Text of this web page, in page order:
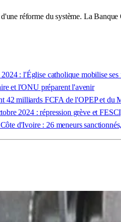
réforme du système. La
: l'Église catholique mobilise
et l'ONU préparent l'avenir
42 milliards FCFA de l'OPEP et du
2024 : répression grève et
d'Ivoire : 26 meneurs